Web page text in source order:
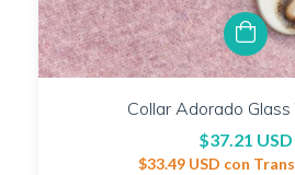
Collar Adorado
$37.21 USD
$33.49 USD con